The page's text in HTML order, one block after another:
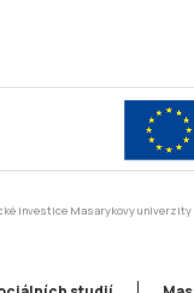
investice Masarykovy